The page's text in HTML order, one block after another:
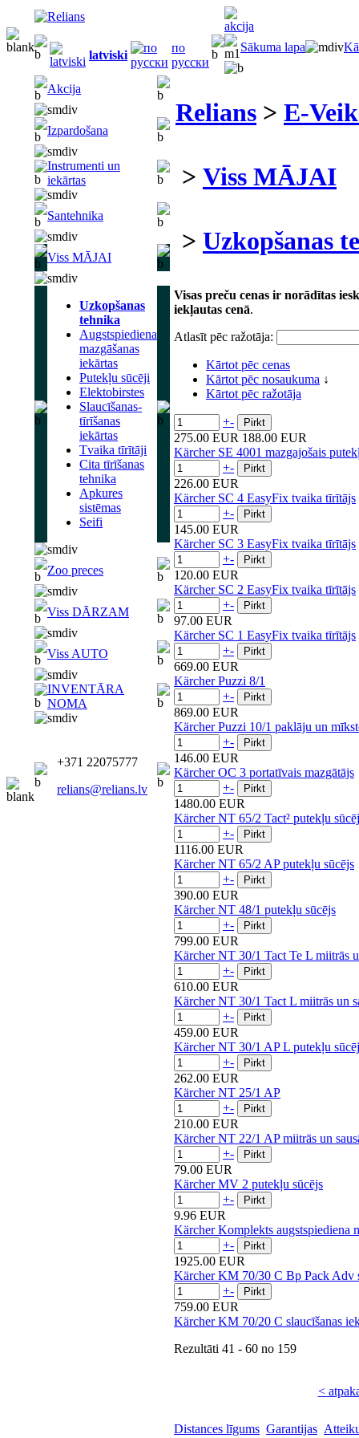
latviski
по
русски
Sākuma lapa
Akcija
Izpardošana
Instrumenti un
iekārtas
Santehnika
Viss MĀJAI
Uzkopšanas
tehnika
Augstspiediena
mazgāšanas
iekārtas
Putekļu sūcēji
Elektobirstes
Slaucīšanas-
tīrīšanas
iekārtas
Tvaika tīrītāji
Cita tīrīšanas
tehnika
Apkures
sistēmas
Seifi
Zoo preces
Viss DĀRZAM
Viss AUTO
INVENTĀRA
NOMA
+371 22075777
relians@relians.lv
Relians > E-
> Viss MĀJAI
> Uzkopšanas
Visas preču cenas ir norādītas
iekļautas cenā.
Atlasīt pēc ražotāja:
Kārtot pēc cenas
Kārtot pēc nosaukuma ↓
Kārtot pēc ražotāja
+-
275.00 EUR 188.00 EUR
Kärcher SE 4001 mazgajošais
+-
226.00 EUR
Kärcher SC 4 EasyFix tvaika tīrītājs
+-
145.00 EUR
Kärcher SC 3 EasyFix tvaika tīrītājs
+-
120.00 EUR
Kärcher SC 2 EasyFix tvaika tīrītājs
+-
97.00 EUR
Kärcher SC 1 EasyFix tvaika tīrītājs
+-
669.00 EUR
Kärcher Puzzi 8/1
+-
869.00 EUR
Kärcher Puzzi 10/1 paklāju un
+-
146.00 EUR
Kärcher OC 3 portatīvais mazgātājs
+-
1480.00 EUR
Kärcher NT 65/2 Tact² putekļu
+-
1116.00 EUR
Kärcher NT 65/2 AP putekļu sūcējs
+-
390.00 EUR
Kärcher NT 48/1 putekļu sūcējs
+-
799.00 EUR
Kärcher NT 30/1 Tact Te L miitrās
+-
610.00 EUR
Kärcher NT 30/1 Tact L miitrās un
+-
459.00 EUR
Kärcher NT 30/1 AP L putekļu
+-
262.00 EUR
Kärcher NT 25/1 AP
+-
210.00 EUR
Kärcher NT 22/1 AP miitrās un
+-
79.00 EUR
Kärcher MV 2 putekļu sūcējs
+-
9.96 EUR
Kärcher Komplekts augstspiediena
+-
1925.00 EUR
Kärcher KM 70/30 C Bp Pack Adv
+-
759.00 EUR
Kärcher KM 70/20 C slaucīšanas
Rezultāti 41 - 60 no 159
<
Distances līgums Garantijas